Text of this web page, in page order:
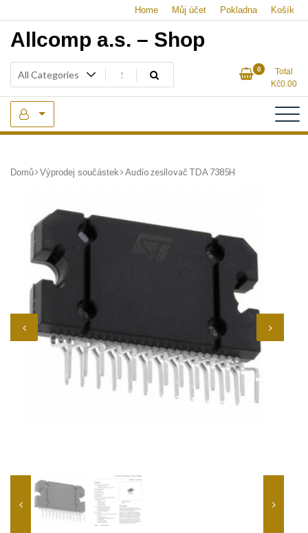
to
content
Home Můj účet Pokladna Košík
Allcomp a.s. – Shop
0
Total
Kč0.00
Domů Výprodej součástek Audio zesilovač TDA 7385H